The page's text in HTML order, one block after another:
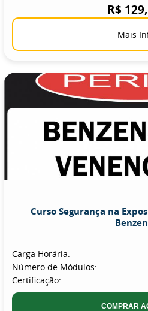
R$
Mais
Curso Segurança na
Carga Horária:
Número de Módulos:
Certificação:
COMPRAR